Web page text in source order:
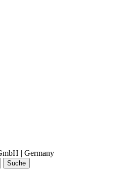
| Germany
Suche